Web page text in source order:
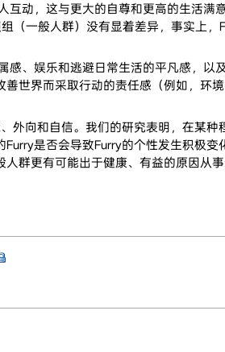
动，这与更大的自尊和更高的生活满
（一般人群）没有显着差异，事实上，
、娱乐和逃避日常生活的平凡感，以
世界而采取行动的责任感（例如，环境
向和自信。我们的研究表明，在某种
是否会导致Furry的个性发生积极变
群更有可能出于健康、有益的原因从事